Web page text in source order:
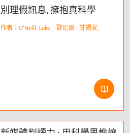
別理假訊息, 擁抱真科學
作者：O'Neill, Luke, ; 歐尼爾 ; 甘錫安,